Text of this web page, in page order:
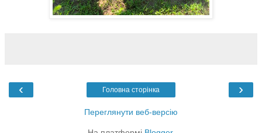
‹ ›
Головна сторінка
Переглянути веб-версію